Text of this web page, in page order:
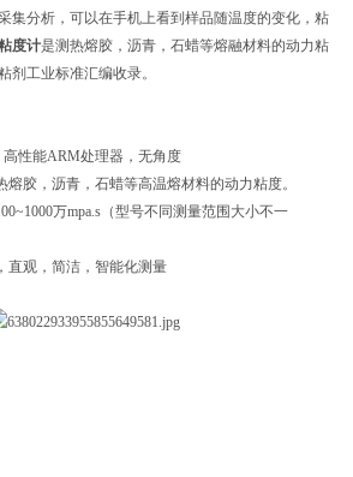
集分析，可以在手机上看到样品随温度的变化，粘
度计是测热熔胶，沥青，石蜡等熔融材料的动力粘
剂工业标准汇编收录。
高性能ARM处理器，无角度
熔胶，沥青，石蜡等高温熔材料的动力粘度。
万mpa.s（型号不同测量范围大小不一
直观，简洁，智能化测量